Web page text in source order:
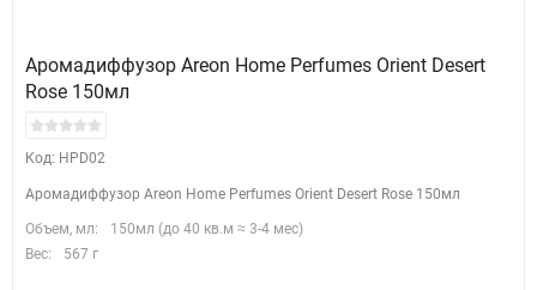
Аромадиффузор Areon Home Perfumes Orient Desert
Rose 150мл
Код: HPD02
Аромадиффузор Areon Home Perfumes Orient Desert Rose 150мл
Объем, мл:
150мл (до 40 кв.м ≈ 3-4 мес)
Вес:
567 г